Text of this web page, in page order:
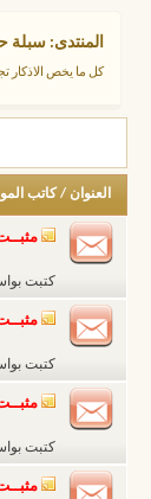
المنتدى: سبلة
كل ما يخص الاذكار
العنوان / كاتب
كتبت
كتبت
كتبت